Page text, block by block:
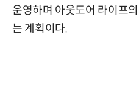
운영하며 아웃도어 라이프
는 계획이다.